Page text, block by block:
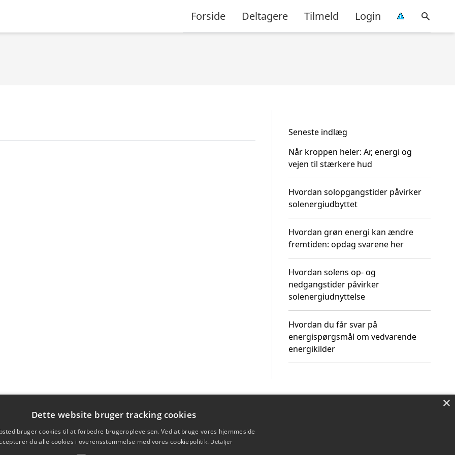
Forside Deltagere Tilmeld Login
Seneste indlæg
Når kroppen heler: Ar, energi og
vejen til stærkere hud
Hvordan solopgangstider påvirker
solenergiudbyttet
Hvordan grøn energi kan ændre
fremtiden: opdag svarene her
Hvordan solens op- og
nedgangstider påvirker
solenergiudnyttelse
Hvordan du får svar på
energispørgsmål om vedvarende
energikilder
×
Dette website bruger tracking cookies
bruger cookies til at forbedre brugeroplevelsen. Ved at bruge vores hjemmeside
du alle cookies i overensstemmelse med vores cookiepolitik. Detaljer